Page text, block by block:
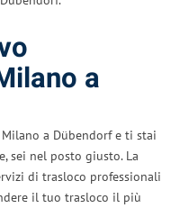
a
a Dübendorf e ti stai
sei nel posto giusto. La
di trasloco professionali
il tuo trasloco il più